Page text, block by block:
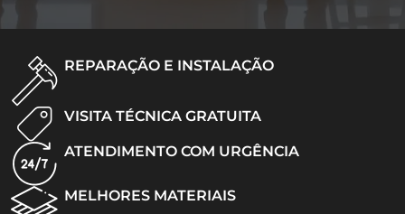
REPARAÇÃO E INSTALAÇÃO
VISITA TÉCNICA GRATUITA
ATENDIMENTO COM URGÊNCIA
MELHORES MATERIAIS